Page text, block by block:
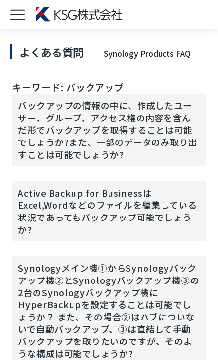
よくある質問 Synology Products FAQ
キーワード: バックアップ
バックアップの情報の中に、作成したユー
ザー、グループ、アクセス権の内容を含ん
だ形でバックアップを取得することは可能
でしょうか?また、一部のデータのみ取り出
すことは可能でしょうか?
Active Backup for Businessは
Excel,Wordなどのファイルを編集している
状況であってもバックアップ可能でしょう
か?
Synologyメイン機①からSynologyバック
アップ機②とSynologyバックアップ機③の
2台のSynologyバックアップ機に
HyperBackupを設定することは可能でし
ょうか？ また、その場合②はハブについな
いで自動バックアップ、③は直結して手動
バックアップを取りたいのですが、そのよ
うな構成は可能でしょうか?